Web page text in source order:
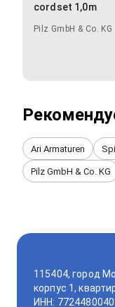
cordset 1,0m
Pilz GmbH & Co. KG
Ari Armaturen
Pilz GmbH & Co. KG
115404, город
корпус 1,
ИНН: 7724480040